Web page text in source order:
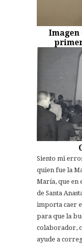
Imagen
Siento mi
quien fue la
María, que en
de Santa
importa caer
para que la
colaborador,
ayude a